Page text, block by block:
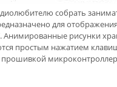
собрать
для
рисунки
простым нажатием